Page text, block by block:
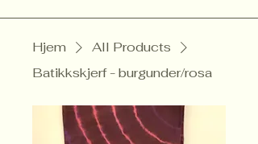
Hjem
All Products
Batikkskjerf - burgunder/rosa